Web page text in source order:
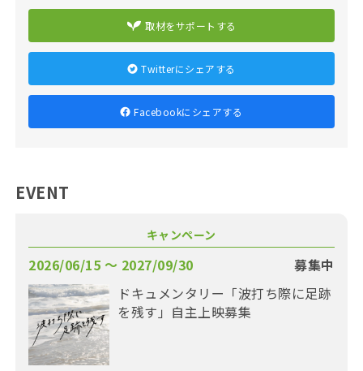
取材をサポートする
Twitterにシェアする
Facebookにシェアする
EVENT
キャンペーン
2026/06/15 〜 2027/09/30
募集中
ドキュメンタリー「波打ち際に足跡
を残す」自主上映募集